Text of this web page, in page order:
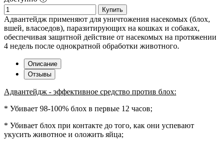
Купить
Адвантейдж применяют для уничтожения насекомых (блох,
вшей, власоедов), паразитирующих на кошках и собаках,
обеспечивая защитной действие от насекомых на протяжении
4 недель после однократной обработки животного.
Описание
Отзывы
Адвантейдж - эффективное средство против блох:
* Убивает 98-100% блох в первые 12 часов;
* Убивает блох при контакте до того, как они успевают
укусить животное и оложить яйца;